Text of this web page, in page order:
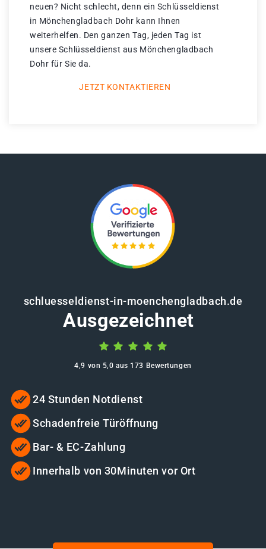
neuen? Nicht schlecht, denn ein Schlüsseldienst
in Mönchengladbach Dohr kann Ihnen
weiterhelfen. Den ganzen Tag, jeden Tag ist
unsere Schlüsseldienst aus Mönchengladbach
Dohr für Sie da.
JETZT KONTAKTIEREN
schluesseldienst-in-moenchengladbach.de
Ausgezeichnet
4,9 von 5,0 aus 173 Bewertungen
24 Stunden Notdienst
Schadenfreie Türöffnung
Bar- & EC-Zahlung
Innerhalb von 30Minuten vor Ort